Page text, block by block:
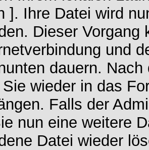
]. Ihre Datei wird
Dieser
und
dauern.
wieder in das
Falls der
nun eine weitere
Datei wieder